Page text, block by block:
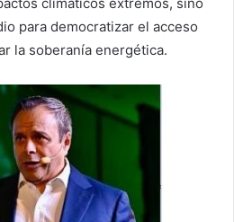
para democratizar el acceso
la soberanía energética.